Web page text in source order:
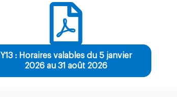
Y13 : Horaires valables du 5 janvier
2026 au 31 août 2026